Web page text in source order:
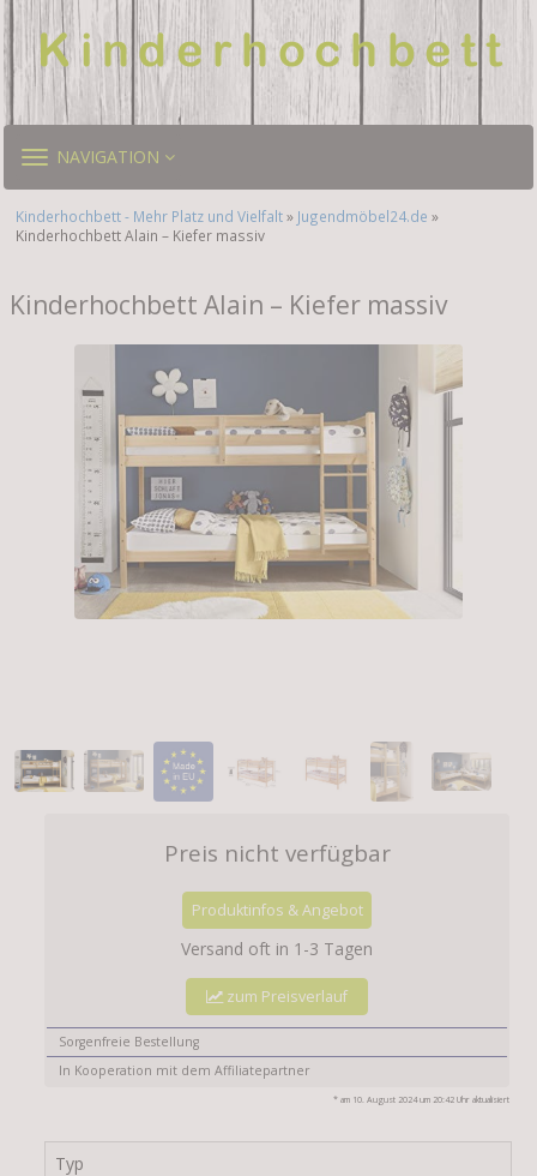
TOGGLE
NAVIGATION
Kinderhochbett - Mehr Platz und Vielfalt» Jugendmöbel24.de »
Kinderhochbett Alain – Kiefer massiv
Kinderhochbett Alain – Kiefer massiv
Preis nicht verfügbar
Produktinfos & Angebot
Versand oft in 1-3 Tagen
zum Preisverlauf
Sorgenfreie Bestellung
In Kooperation mit dem Affiliatepartner
* am 10. August 2024 um 20:42 Uhr aktualisiert
Typ